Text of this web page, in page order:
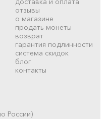
отзывы
о магазине
продать монеты
возврат
гарантия подлинности
система скидок
блог
контакты
России)